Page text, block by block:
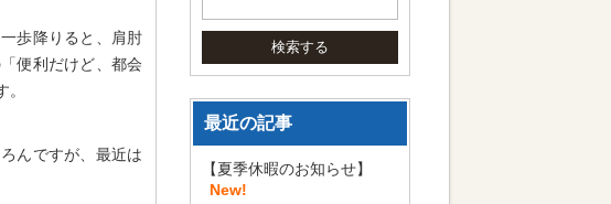
歩降りると、肩肘
便利だけど、都会
んですが、最近は
最近の記事
【夏季休暇のお知らせ】
New!